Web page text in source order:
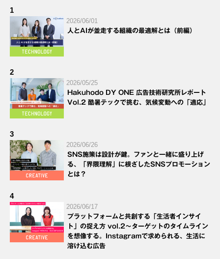
1
2026/06/01
人とAIが並走する組織の最適解とは（前編）
2
2026/05/25
Hakuhodo DY ONE 広告技術研究所レポート
Vol.2 酷暑テックで挑む、気候変動への「適応」
3
2026/06/26
SNS施策は設計が鍵。ファンと一緒に盛り上げ
る、「界隈理解」に根ざしたSNSプロモーション
とは？
4
2026/06/17
プラットフォームと共創する「生活者インサイ
ト」の捉え方 vol.2～ターゲットのタイムライン
を想像する。Instagramで求められる、生活に
溶け込む広告